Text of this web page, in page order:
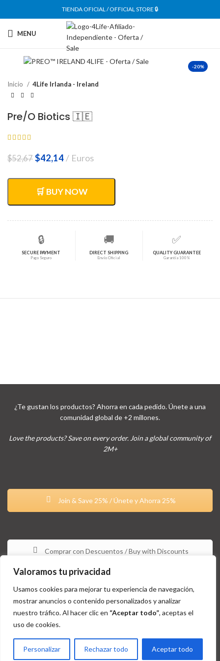
Valoramos tu privacidad
Usamos cookies para mejorar tu experiencia de navegación,
mostrar anuncios o contenido personalizados y analizar
nuestro tráfico. Al hacer clic en “Aceptar todo”, aceptas el
uso de cookies.
Personalizar Rechazar todo Aceptar todo
TIENDA OFICIAL / OFFICIAL STORE 🔒
MENU
-20%
Inicio 4Life Irlanda - Ireland
Pre/O Biotics 🇮🇪
$52,67 El
original
era:
$52,67.
$42,14El
actual
es:
$42,14.
Euros
🛒 BUY NOW
🔒
SECURE PAYMENT
Pago Seguro
🚚
DIRECT SHIPPING
Envío Oficial
✅
QUALITY GUARANTEE
Garantía 100%
¿Te gustan los productos? Ahorra en cada pedido. Únete a una
comunidad global de +2 millones.
Love the products? Save on every order. Join a global community of
2M+
Join & Save 25% / Únete y Ahorra 25%
Comprar con Descuentos / Buy with Discounts
Estos productos no están aprobados por la FDA y no tienen la
intención de tratar, curar, diagnosticar y/o prevenir ningún tipo de
condición o enfermedad / These products are not approved by the